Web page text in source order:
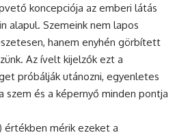
koncepciója az emberi látás
alapul. Szemeink nem lapos
hanem enyhén görbített
Az ívelt kijelzők ezt a
próbálják utánozni, egyenletes
és a képernyő minden pontja
értékben mérik ezeket a